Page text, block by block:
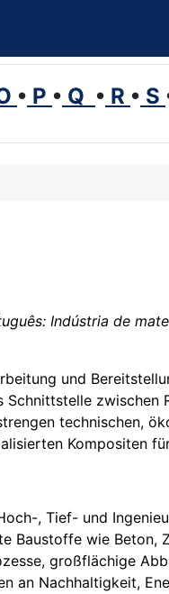
• P • Q • R • S
Indústria de
und
technischen,
Kompositen
, Tief- und
Baustoffe wie Beton,
großflächige
an Nachhaltigkeit,